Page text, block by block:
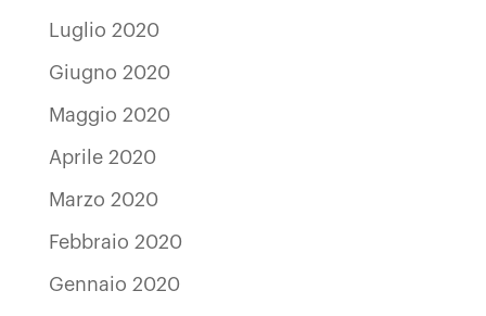
Luglio 2020
Giugno 2020
Maggio 2020
Aprile 2020
Marzo 2020
Febbraio 2020
Gennaio 2020